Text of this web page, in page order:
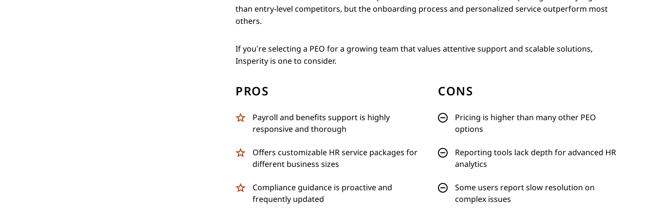
than entry-level competitors, but the onboarding process and personalized service outperform most
others.
If you’re selecting a PEO for a growing team that values attentive support and scalable solutions,
Insperity is one to consider.
PROS
Payroll and benefits support is highly
responsive and thorough
Offers customizable HR service packages for
different business sizes
Compliance guidance is proactive and
frequently updated
CONS
Pricing is higher than many other PEO
options
Reporting tools lack depth for advanced HR
analytics
Some users report slow resolution on
complex issues